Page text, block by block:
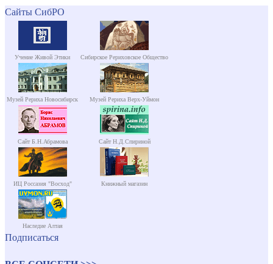
Сайты СибРО
Учение Живой Этики Сибирское Рериховское Общество
Музей Рериха Новосибирск Музей Рериха Верх-Уймон
Сайт Б.Н.Абрамова Сайт Н.Д.Спириной
ИЦ Россазия "Восход" Книжный магазин
Наследие Алтая
Подписаться